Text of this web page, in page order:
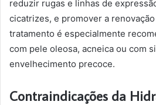
reduzir rugas e linhas de
cicatrizes, e promover a
tratamento é especialmente
com pele oleosa, acneica ou com
envelhecimento precoce.
Contraindicações da